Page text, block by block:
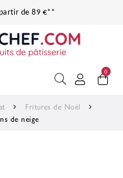
de 89 €**
0
Fritures de Noël
de neige